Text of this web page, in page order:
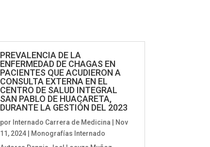
PREVALENCIA DE LA
ENFERMEDAD DE CHAGAS EN
PACIENTES QUE ACUDIERON A
CONSULTA EXTERNA EN EL
CENTRO DE SALUD INTEGRAL
SAN PABLO DE HUACARETA,
DURANTE LA GESTIÓN DEL 2023
por Internado Carrera de Medicina
Nov
11, 2024|
Monografías Internado